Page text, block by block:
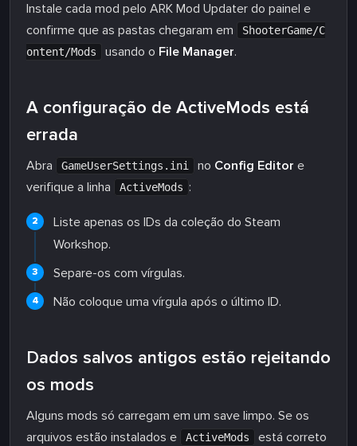
Instale cada mod pelo ARK Mod Updater do painel e
confirme que as pastas chegaram em
ShooterGame/C
ontent/Mods
usando o File Manager.
A configuração de ActiveMods está
errada
Abra GameUserSettings.ini no Config Editor e
verifique a linha
ActiveMods :
Liste apenas os IDs da coleção do Steam
Workshop.
Separe-os com vírgulas.
Não coloque uma vírgula após o último ID.
Dados salvos antigos estão rejeitando
os mods
Alguns mods só carregam em um save limpo. Se os
arquivos estão instalados e
ActiveMods
está correto